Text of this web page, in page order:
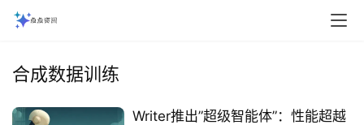
合成数据训练
Writer推出”超级智能体”：性能超越